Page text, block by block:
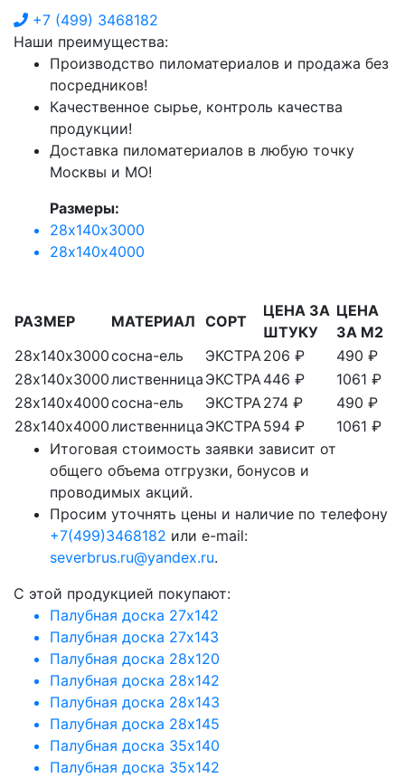
+7 (499) 3468182
Наши преимущества:
Производство пиломатериалов и продажа без
посредников!
Качественное сырье, контроль качества
продукции!
Доставка пиломатериалов в любую точку
Москвы и МО!
Размеры:
28х140х3000
28х140х4000
РАЗМЕР МАТЕРИАЛ СОРТ
ЦЕНА ЗА
ШТУКУ
ЦЕНА
ЗА М2
28х140х3000сосна-ель ЭКСТРА206 ₽
490 ₽
28х140х3000лиственница ЭКСТРА446 ₽
1061 ₽
28х140х4000сосна-ель ЭКСТРА274 ₽
490 ₽
28х140х4000лиственница ЭКСТРА594 ₽
1061 ₽
Итоговая стоимость заявки зависит от
общего объема отгрузки, бонусов и
проводимых акций.
Просим уточнять цены и наличие по телефону
+7(499)3468182 или e-mail:
severbrus.ru@yandex.ru.
C этой продукцией покупают:
Палубная доска 27х142
Палубная доска 27х143
Палубная доска 28х120
Палубная доска 28х142
Палубная доска 28х143
Палубная доска 28х145
Палубная доска 35х140
Палубная доска 35х142